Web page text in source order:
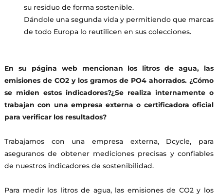
su residuo de forma sostenible.
Dándole una segunda vida y permitiendo que marcas
de todo Europa lo reutilicen en sus colecciones.
En su página web mencionan los litros de agua, las
emisiones de CO2 y los gramos de PO4 ahorrados. ¿Cómo
se miden estos indicadores?¿Se realiza internamente o
trabajan con una empresa externa o certificadora oficial
para verificar los resultados?
Trabajamos con una empresa externa, Dcycle, para
aseguranos de obtener mediciones precisas y confiables
de nuestros indicadores de sostenibilidad.
Para medir los litros de agua, las emisiones de CO2 y los